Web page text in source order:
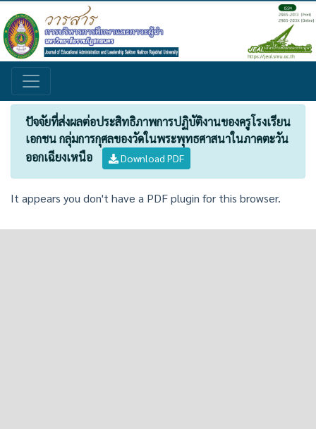
ปัจจัยที่ส่งผลต่อประสิทธิภาพการปฏิบัติงานของครูโรงเรียน
เอกชน กลุ่มการกุศลของวัดในพระพุทธศาสนาในภาคตะวัน
ออกเฉียงเหนือ
Download PDF
It appears you don't have a PDF plugin for this browser.